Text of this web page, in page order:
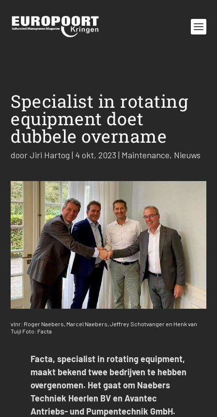
Specialist in rotating
equipment doet
dubbele overname
doorJiri Hartog | 4 okt, 2023 | Maintenance, Nieuws
vlnr: Roger Naebers, Marcel Naebers, Jeffrey Schotvanger en Henk van
Tuijl Foto: Facta
Facta, specialist in rotating equipment,
maakt bekend twee bedrijven te hebben
overgenomen. Het gaat om Naebers
Techniek Heerlen BV en Avantec
Antriebs- und Pumpentechnik GmbH.